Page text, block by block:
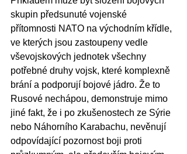
skupin předsunuté vojenské
přítomnosti NATO na východním křídle,
ve kterých jsou zastoupeny vedle
vševojskových jednotek všechny
potřebné druhy vojsk, které komplexně
brání a podporují bojové jádro. Že to
Rusové nechápou, demonstruje mimo
jiné fakt, že i po zkušenostech ze Sýrie
nebo Náhorního Karabachu, nevěnují
odpovídající pozornost boji proti